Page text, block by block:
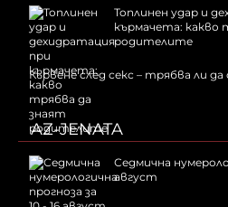
Топлинен удар и
кърмачета: какво
родителите
Кървене след секс – трябва ли
AZ-JENATA
Седмична
август